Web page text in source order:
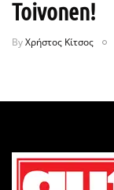
Toivonen!
ByΧρήστος Κίτσος